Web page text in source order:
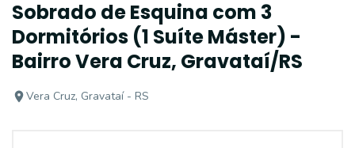
Sobrado de Esquina com 3
Dormitórios (1 Suíte Máster) -
Bairro Vera Cruz, Gravataí/RS
Vera Cruz, Gravataí - RS